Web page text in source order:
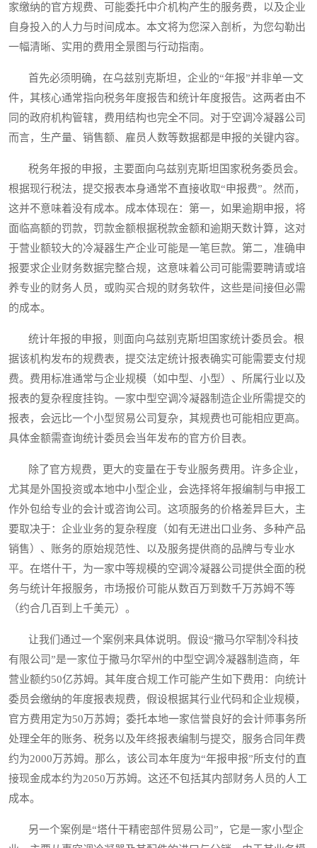
家缴纳的官方规费、可能委托中介机构产生的服务费，以及企业
自身投入的人力与时间成本。本文将为您深入剖析，为您勾勒出
一幅清晰、实用的费用全景图与行动指南。
首先必须明确，在乌兹别克斯坦，企业的“年报”并非单一文
件，其核心通常指向税务年度报告和统计年度报告。这两者由不
同的政府机构管辖，费用结构也完全不同。对于空调冷凝器公司
而言，生产量、销售额、雇员人数等数据都是申报的关键内容。
税务年报的申报，主要面向乌兹别克斯坦国家税务委员会。
根据现行税法，提交报表本身通常不直接收取“申报费”。然而，
这并不意味着没有成本。成本体现在：第一，如果逾期申报，将
面临高额的罚款，罚款金额根据税款金额和逾期天数计算，这对
于营业额较大的冷凝器生产企业可能是一笔巨款。第二，准确申
报要求企业财务数据完整合规，这意味着公司可能需要聘请或培
养专业的财务人员，或购买合规的财务软件，这些是间接但必需
的成本。
统计年报的申报，则面向乌兹别克斯坦国家统计委员会。根
据该机构发布的规费表，提交法定统计报表确实可能需要支付规
费。费用标准通常与企业规模（如中型、小型）、所属行业以及
报表的复杂程度挂钩。一家中型空调冷凝器制造企业所需提交的
报表，会远比一个小型贸易公司复杂，其规费也可能相应更高。
具体金额需查询统计委员会当年发布的官方价目表。
除了官方规费，更大的变量在于专业服务费用。许多企业，
尤其是外国投资或本地中小型企业，会选择将年报编制与申报工
作外包给专业的会计或咨询公司。这项服务的价格差异巨大，主
要取决于：企业业务的复杂程度（如有无进出口业务、多种产品
销售）、账务的原始规范性、以及服务提供商的品牌与专业水
平。在塔什干，为一家中等规模的空调冷凝器公司提供全面的税
务与统计年报服务，市场报价可能从数百万到数千万苏姆不等
（约合几百到上千美元）。
让我们通过一个案例来具体说明。假设“撒马尔罕制冷科技
有限公司”是一家位于撒马尔罕州的中型空调冷凝器制造商，年
营业额约50亿苏姆。其年度合规工作可能产生如下费用：向统计
委员会缴纳的年度报表规费，假设根据其行业代码和企业规模，
官方费用定为50万苏姆；委托本地一家信誉良好的会计师事务所
处理全年的账务、税务以及年终报表编制与提交，服务合同年费
约为2000万苏姆。那么，该公司本年度为“年报申报”所支付的直
接现金成本约为2050万苏姆。这还不包括其内部财务人员的人工
成本。
另一个案例是“塔什干精密部件贸易公司”，它是一家小型企